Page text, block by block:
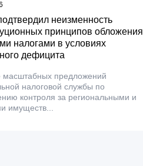
неизменность
принципов обложения
налогами в условиях
дефицита
предложений
налоговой службы по
контроля за региональными и
имуществ...